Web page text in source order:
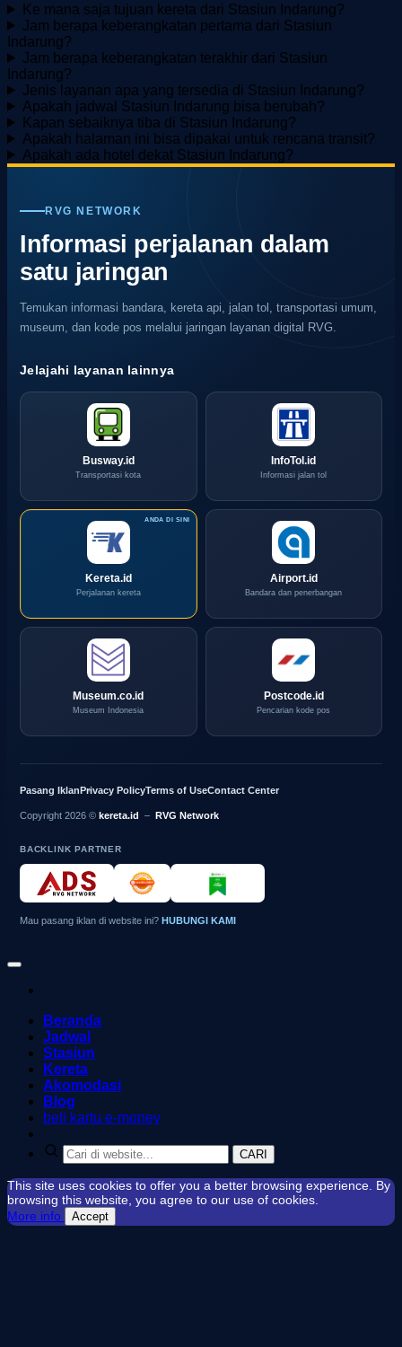
Ke mana saja tujuan kereta dari Stasiun Indarung?
Jam berapa keberangkatan pertama dari Stasiun
Indarung?
Jam berapa keberangkatan terakhir dari Stasiun
Indarung?
Jenis layanan apa yang tersedia di Stasiun Indarung?
Apakah jadwal Stasiun Indarung bisa berubah?
Kapan sebaiknya tiba di Stasiun Indarung?
Apakah halaman ini bisa dipakai untuk rencana transit?
Apakah ada hotel dekat Stasiun Indarung?
RVG NETWORK
Informasi perjalanan dalam
satu jaringan
Temukan informasi bandara, kereta api, jalan tol, transportasi umum,
museum, dan kode pos melalui jaringan layanan digital RVG.
Jelajahi layanan lainnya
Busway.id
Transportasi kota
InfoTol.id
Informasi jalan tol
Kereta.id
Perjalanan kereta
Airport.id
Bandara dan penerbangan
Museum.co.id
Museum Indonesia
Postcode.id
Pencarian kode pos
Pasang IklanPrivacy PolicyTerms of UseContact Center
Copyright 2026 © kereta.id – RVG Network
BACKLINK PARTNER
Mau pasang iklan di website ini? HUBUNGI KAMI
Beranda
Jadwal
Stasiun
Kereta
Akomodasi
Blog
beli kartu e-money
CARI
This site uses cookies to offer you a better browsing experience. By
browsing this website, you agree to our use of cookies.
More info
Accept